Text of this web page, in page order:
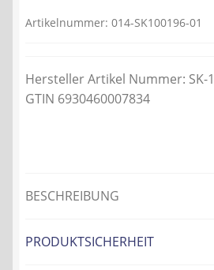
129,90 €
Hersteller Artikel Nummer: SK-
GTIN 6930460007834
Artikelnummer: 014-SK100196-01
BESCHREIBUNG
PRODUKTSICHERHEIT